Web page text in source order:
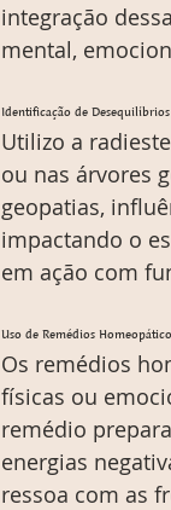
integração
mental,
Identificação de
Utilizo a
ou nas árvores
geopatias,
impactando o
em ação com
Uso de Remédios
Os remédios
físicas ou
remédio
energias
ressoa com as